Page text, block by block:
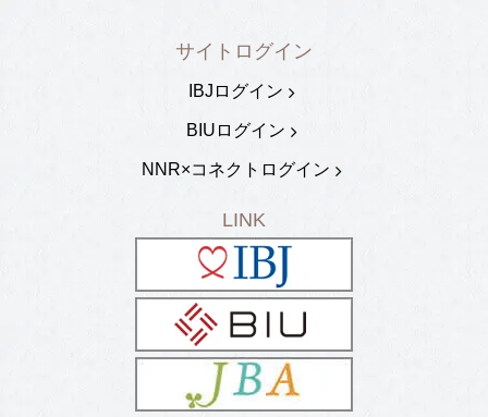
サイトログイン
IBJログイン
BIUログイン
NNR×コネクトログイン
LINK